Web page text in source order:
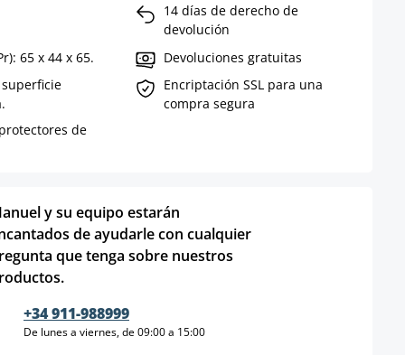
65 x 44 x 65.
de
14 días de derecho de
devolución
Devoluciones gratuitas
Encriptación SSL para una
compra segura
y su equipo estarán
de ayudarle con cualquier
que tenga sobre nuestros
+34 911-988999
De lunes a viernes, de 09:00 a 15:00